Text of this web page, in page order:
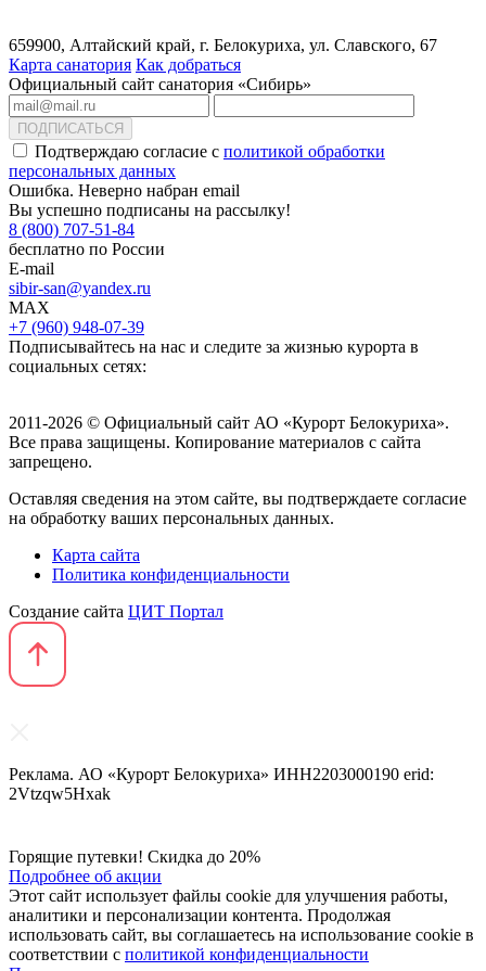
659900, Алтайский край, г. Белокуриха, ул. Славского, 67
Карта санатория Как добраться
Официальный сайт санатория «Сибирь»
ПОДПИСАТЬСЯ
Подтверждаю согласие с политикой обработки
персональных данных
Ошибка. Неверно набран email
Вы успешно подписаны на рассылку!
8 (800) 707-51-84
бесплатно по России
E-mail
sibir-san@yandex.ru
MAX
+7 (960) 948-07-39
Подписывайтесь на нас и следите за жизнью курорта в
социальных сетях:
2011-2026 © Официальный сайт АО «Курорт Белокуриха».
Все права защищены. Копирование материалов с сайта
запрещено.
Оставляя сведения на этом сайте, вы подтверждаете согласие
на обработку ваших персональных данных.
Карта сайта
Политика конфиденциальности
Создание сайта ЦИТ Портал
Реклама. АО «Курорт Белокуриха» ИНН2203000190 erid:
2Vtzqw5Hxak
Горящие путевки! Скидка до 20%
Подробнее об акции
Этот сайт использует файлы cookie для улучшения работы,
аналитики и персонализации контента. Продолжая
использовать сайт, вы соглашаетесь на использование cookie в
соответствии с политикой конфиденциальности